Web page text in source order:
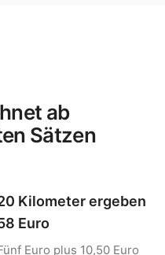
ab
Sätzen
Kilometer ergeben
Euro
Euro plus 10,50 Euro